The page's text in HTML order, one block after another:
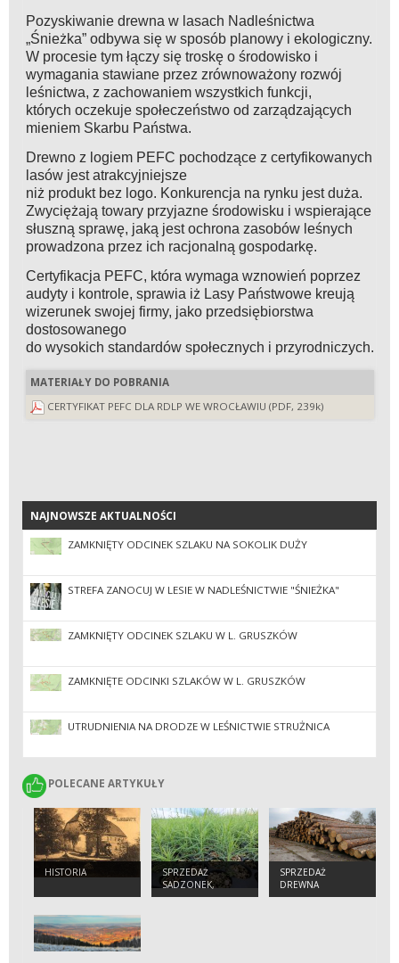
Pozyskiwanie drewna w lasach Nadleśnictwa
„Śnieżka” odbywa się w sposób planowy i ekologiczny.
W procesie tym łączy się troskę o środowisko i
wymagania stawiane przez zrównoważony rozwój
leśnictwa, z zachowaniem wszystkich funkcji,
których oczekuje społeczeństwo od zarządzających
mieniem Skarbu Państwa.
Drewno z logiem PEFC pochodzące z certyfikowanych
lasów jest atrakcyjniejsze
niż produkt bez logo. Konkurencja na rynku jest duża.
Zwyciężają towary przyjazne środowisku i wspierające
słuszną sprawę, jaką jest ochrona zasobów leśnych
prowadzona przez ich racjonalną gospodarkę.
Certyfikacja PEFC, która wymaga wznowień poprzez
audyty i kontrole, sprawia iż Lasy Państwowe kreują
wizerunek swojej firmy, jako przedsiębiorstwa
dostosowanego
do wysokich standardów społecznych i przyrodniczych.
MATERIAŁY DO POBRANIA
CERTYFIKAT PEFC DLA RDLP WE WROCŁAWIU (PDF, 239k)
NAJNOWSZE AKTUALNOŚCI
NAJNOWSZE AKTUALNOŚCI
ZAMKNIĘTY ODCINEK SZLAKU NA SOKOLIK DUŻY
STREFA ZANOCUJ W LESIE W NADLEŚNICTWIE "ŚNIEŻKA"
ZAMKNIĘTY ODCINEK SZLAKU W L. GRUSZKÓW
ZAMKNIĘTE ODCINKI SZLAKÓW W L. GRUSZKÓW
UTRUDNIENIA NA DRODZE W LEŚNICTWIE STRUŻNICA
POLECANE ARTYKUŁY
POLECANE ARTYKUŁY
HISTORIA
SPRZEDAŻ
SADZONEK,
NASION, CHOINEK
SPRZEDAŻ
DREWNA